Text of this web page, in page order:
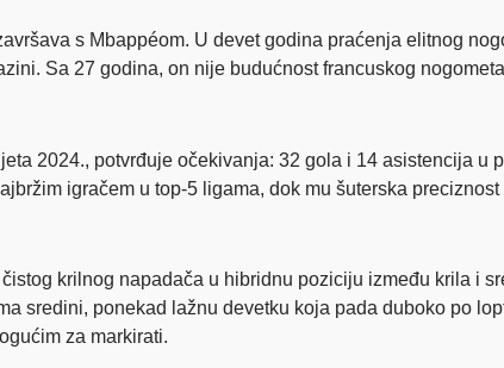
s Mbappéom. U devet godina praćenja elitnog
Sa 27 godina, on nije budućnost francuskog
2024., potvrđuje očekivanja: 32 gola i 14 asistencija u
igračem u top-5 ligama, dok mu šuterska
krilnog napadača u hibridnu poziciju između krila i
sredini, ponekad lažnu devetku koja pada duboko po
za markirati.